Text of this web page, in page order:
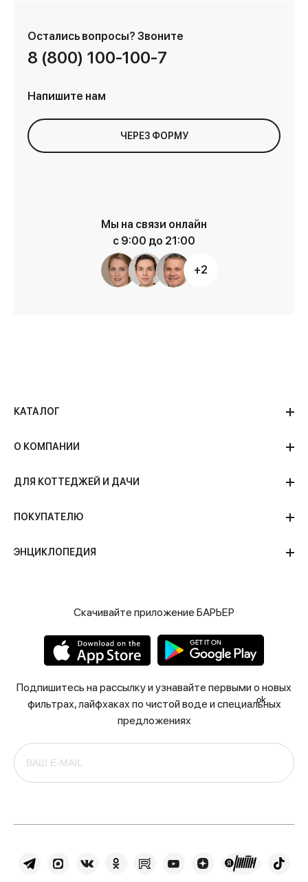
Остались вопросы? Звоните
8 (800) 100-100-7
Напишите нам
ЧЕРЕЗ ФОРМУ
Мы на связи онлайн
с 9:00 до 21:00
+2
КАТАЛОГ
О КОМПАНИИ
ДЛЯ КОТТЕДЖЕЙ И ДАЧИ
ПОКУПАТЕЛЮ
ЭНЦИКЛОПЕДИЯ
Скачивайте приложение БАРЬЕР
Подпишитесь на рассылку и узнавайте первыми о новых
фильтрах, лайфхаках по чистой воде и специальных
предложениях
ok